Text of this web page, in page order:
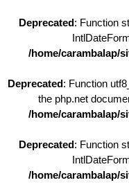
Deprecated: Function
/home/carambalap/
Deprecated: Function
the php.net
/home/carambalap/
Deprecated: Function
/home/carambalap/